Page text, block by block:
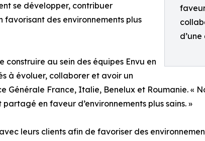
se développer, contribuer
favorisant des environnements plus
au sein des équipes Envu en
à évoluer, collaborer et avoir un
France, Italie, Benelux et Roumanie. «
en faveur d’environnements plus sains. »
leurs clients afin de favoriser des